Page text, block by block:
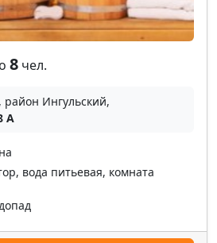
8 чел.
район Ингульский,
А
вода питьевая, комната